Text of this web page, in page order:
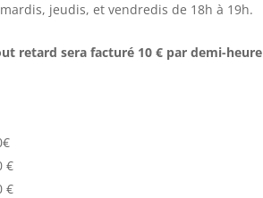
jeudis, et vendredis de 18h à 19h.
retard sera facturé 10 € par demi-heure
€
€